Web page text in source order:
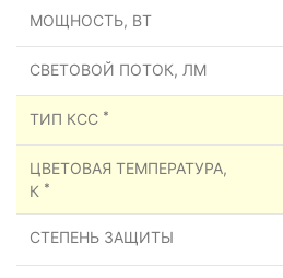
МОЩНОСТЬ, ВТ
СВЕТОВОЙ ПОТОК, ЛМ
ТИП КСС *
ЦВЕТОВАЯ ТЕМПЕРАТУРА,
К *
СТЕПЕНЬ ЗАЩИТЫ